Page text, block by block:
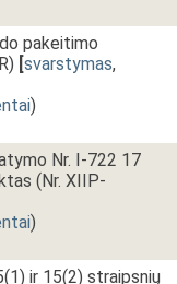
pakeitimo
[svarstymas,
)
Nr. I-722 17
(Nr. XIIP-
)
ir 15(2) straipsnių